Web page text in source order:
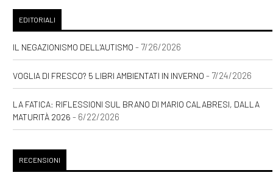
EDITORIALI
IL NEGAZIONISMO DELL'AUTISMO - 7/26/2026
VOGLIA DI FRESCO? 5 LIBRI AMBIENTATI IN INVERNO - 7/24/2026
LA FATICA: RIFLESSIONI SUL BRANO DI MARIO CALABRESI, DALLA
MATURITÀ 2026 - 6/22/2026
RECENSIONI